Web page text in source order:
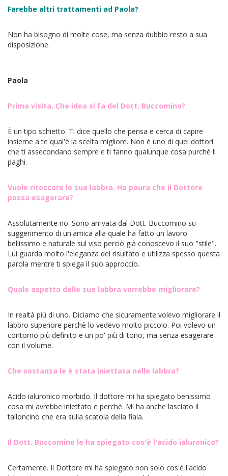
Farebbe altri trattamenti ad Paola?
Non ha bisogno di molte cose, ma senza dubbio resto a sua
disposizione.
Paola
Prima visita. Che idea si fa del Dott. Buccomino?
È un tipo schietto. Ti dice quello che pensa e cerca di capire
insieme a te qual'è la scelta migliore. Non è uno di quei dottori
che ti assecondano sempre e ti fanno qualunque cosa purchè li
paghi.
Vuole ritoccare le sue labbra. Ha paura che il Dottore
possa esagerare?
Assolutamente no. Sono arrivata dal Dott. Buccomino su
suggerimento di un'amica alla quale ha fatto un lavoro
bellissimo e naturale sul viso perciò già conoscevo il suo "stile".
Lui guarda molto l'eleganza del risultato e utilizza spesso questa
parola mentre ti spiega il suo approccio.
Quale aspetto delle sue labbra vorrebbe migliorare?
In realtà più di uno. Diciamo che sicuramente volevo migliorare il
labbro superiore perchè lo vedevo molto piccolo. Poi volevo un
contorno più definito e un po' più di tono, ma senza esagerare
con il volume.
Che sostanza le è stata iniettata nelle labbra?
Acido ialuronico morbido. Il dottore mi ha spiegato benissimo
cosa mi avrebbe iniettato e perchè. Mi ha anche lasciato il
talloncino che era sulla scatola della fiala.
Il Dott. Buccomino le ha spiegato cos'è l'acido ialuronico?
Certamente. Il Dottore mi ha spiegato non solo cos'è l'acido